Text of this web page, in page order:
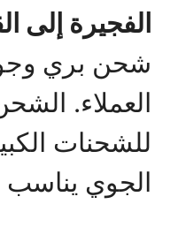
الفجيرة إلى
شحن بري
العملاء.
للشحنات
الجوي يناسب